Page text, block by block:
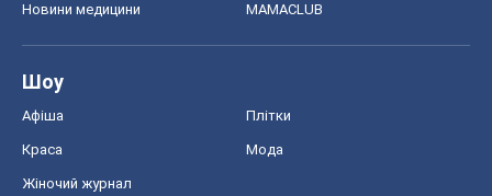
Новини медицини MAMACLUB
Шоу
Афіша Плітки
Краса Мода
Жіночий журнал